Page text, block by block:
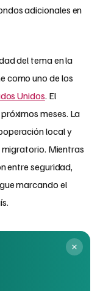
adicionales en
del tema en la
como uno de los
Unidos. El
meses. La
local y
Mientras
entre seguridad,
marcando el